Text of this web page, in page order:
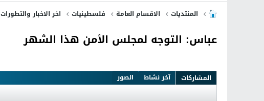
المنتديات
الاقسام العامة فلسطينيات اخر الاخبار والتطورات
عباس: التوجه لمجلس الأمن هذا الشهر
المشاركات آخر نشاط الصور